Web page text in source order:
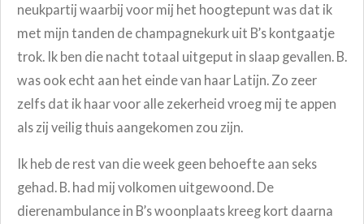
neukpartij waarbij voor mij het hoogtepunt was dat ik
met mijn tanden de champagnekurk uit B’s kontgaatje
trok. Ik ben die nacht totaal uitgeput in slaap gevallen. B.
was ook echt aan het einde van haar Latijn. Zo zeer
zelfs dat ik haar voor alle zekerheid vroeg mij te appen
als zij veilig thuis aangekomen zou zijn.
Ik heb de rest van die week geen behoefte aan seks
gehad. B. had mij volkomen uitgewoond. De
dierenambulance in B’s woonplaats kreeg kort daarna